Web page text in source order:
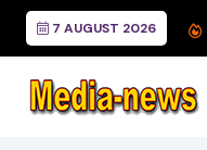
7 AUGUST 2026